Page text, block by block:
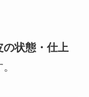
の状態・仕上